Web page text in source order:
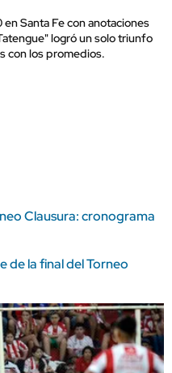
Santa Fe con anotaciones
logró un solo triunfo
con los promedios.
Clausura: cronograma
de la final del Torneo